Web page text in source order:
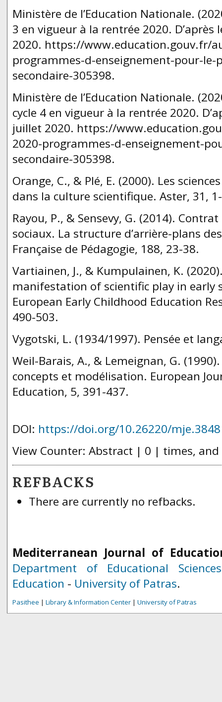
Ministère de l’Education Nationale.
3 en vigueur à la rentrée 2020. D’après
2020. https://www.education.gouv.fr/
programmes-d-enseignement-pour-le-
secondaire-305398.
Ministère de l’Education Nationale.
cycle 4 en vigueur à la rentrée 2020.
juillet 2020. https://
2020-programmes-d-enseignement-
secondaire-305398.
Orange, C., & Plé, E. (2000). Les
dans la culture scientifique. Aster, 31,
Rayou, P., & Sensevy, G. (2014).
sociaux. La structure d’arrière-plans
Française de Pédagogie, 188, 23-38.
Vartiainen, J., & Kumpulainen, K.
manifestation of scientific play in early
European Early Childhood Education
490-503.
Vygotski, L. (1934/1997). Pensée et
Weil-Barais, A., & Lemeignan, G.
concepts et modélisation. European
Education, 5, 391-437.
DOI: https://doi.org/10.26220/mje.3848
View Counter: Abstract | 0 | times,
REFBACKS
There are currently no refbacks.
Mediterranean Journal of
Department of Educational
Education - University of Patras.
Pasithee | Library & Information Center | University of Patras